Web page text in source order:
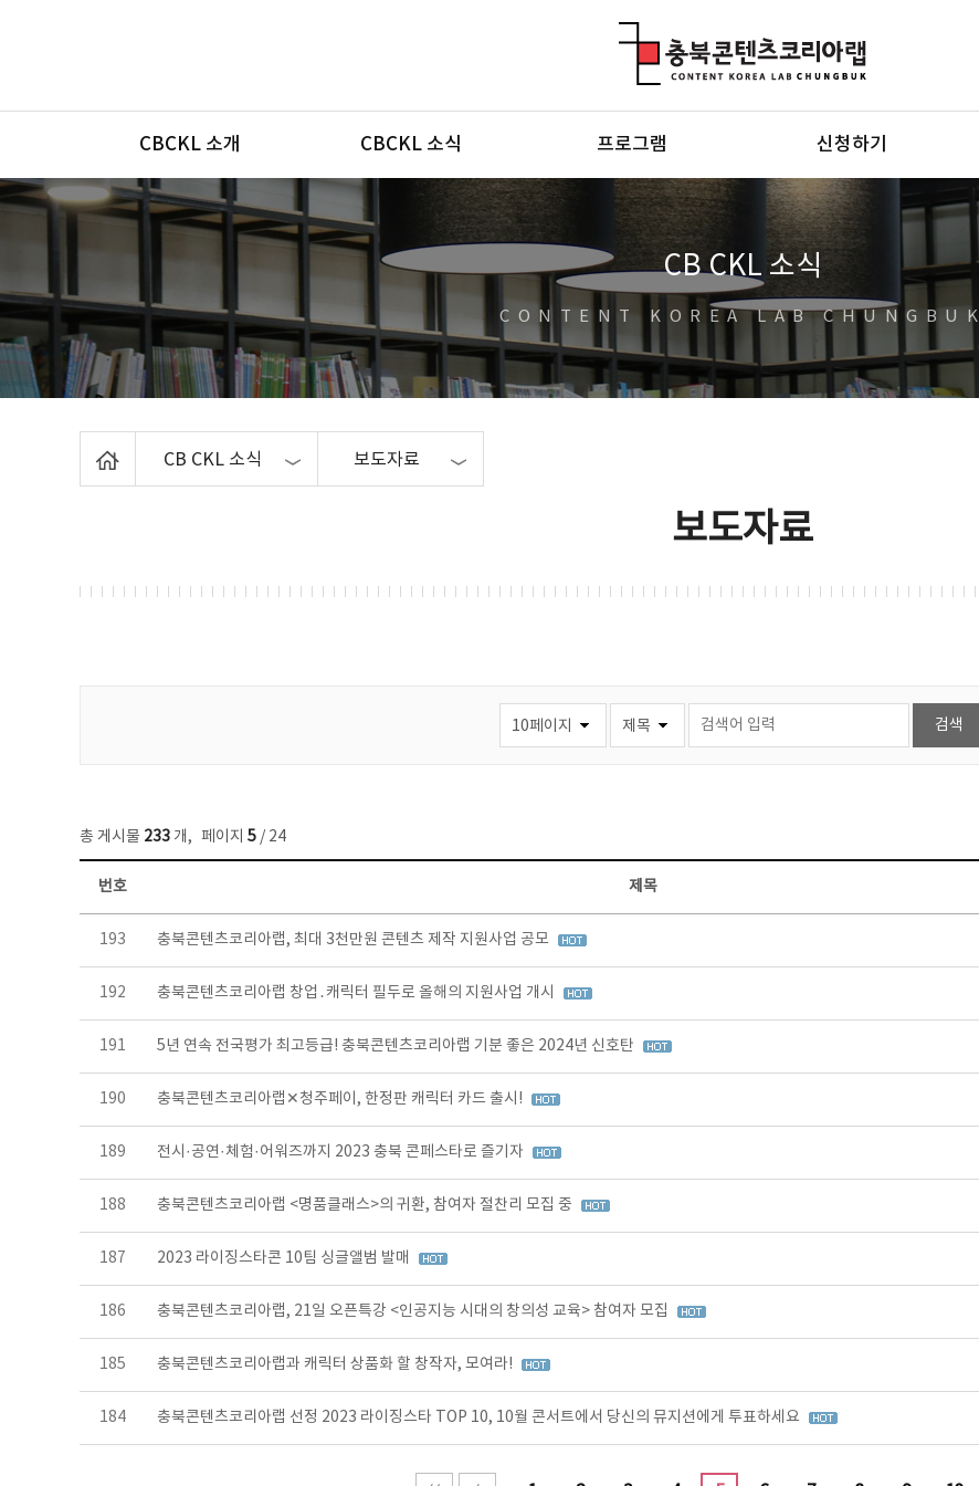
메뉴
CBCKL 소개 CBCKL 소식 프로그램 신청하기
CB CKL 소식
CONTENT KOREA LAB CHUNGBUK
CB CKL 소식 보도자료
보도자료
총 게시물 233 개, 페이지 5 / 24
보도자료 목록 - 번호, 제목, 작성자, 파일, 조회수, 작성일 정보 제공
번호 제목
193 충북콘텐츠코리아랩, 최대 3천만원 콘텐츠 제작 지원사업 공모
192 충북콘텐츠코리아랩 창업․캐릭터 필두로 올해의 지원사업 개시
191 5년 연속 전국평가 최고등급! 충북콘텐츠코리아랩 기분 좋은 2024년 신호탄
190 충북콘텐츠코리아랩✕청주페이, 한정판 캐릭터 카드 출시!
189 전시·공연·체험·어워즈까지 2023 충북 콘페스타로 즐기자
188 충북콘텐츠코리아랩 <명품클래스>의 귀환, 참여자 절찬리 모집 중
187 2023 라이징스타콘 10팀 싱글앨범 발매
186 충북콘텐츠코리아랩, 21일 오픈특강 <인공지능 시대의 창의성 교육> 참여자 모집
185 충북콘텐츠코리아랩과 캐릭터 상품화 할 창작자, 모여라!
184 충북콘텐츠코리아랩 선정 2023 라이징스타 TOP 10, 10월 콘서트에서 당신의 뮤지션에게 투표하세요